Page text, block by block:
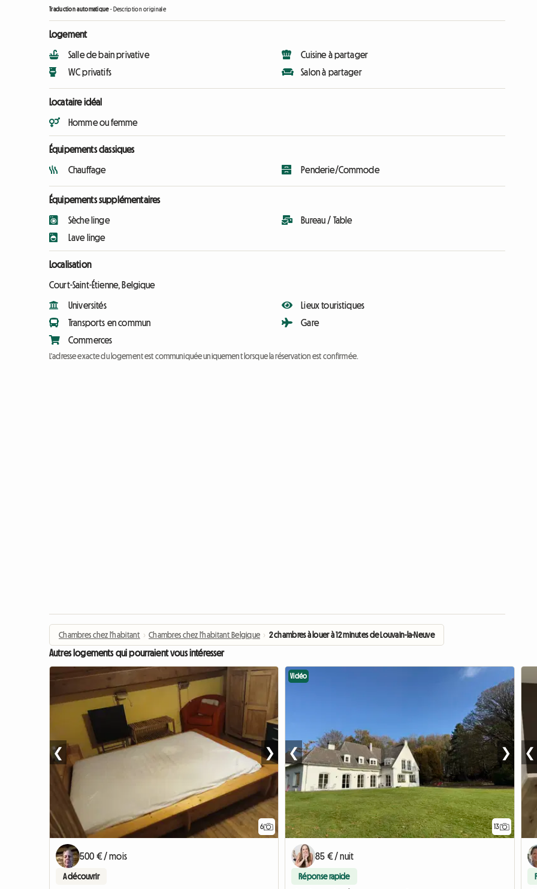
Traduction automatique- Description originale
Logement
Salle de bain privative
WC privatifs
Cuisine à partager
Salon à partager
Locataire idéal
Homme ou femme
Équipements classiques
Chauffage Penderie/Commode
Équipements supplémentaires
Sèche linge
Lave linge
Bureau / Table
Localisation
Court-Saint-Étienne, Belgique
Universités
Transports en commun
Commerces
Lieux touristiques
Gare
L'adresse exacte du logement est communiquée uniquement lorsque la réservation est confirmée.
Chambres chez l'habitant › Chambres chez l'habitant Belgique › 2 chambres à louer à 12 minutes de Louvain-la-Neuve
Autres logements qui pourraient vous intéresser
6
❮ ❯
500 € / mois
A découvrir
13
Vidéo
❮ ❯
85 € / nuit
Réponse rapide
❮